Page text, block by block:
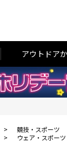
アウトドア
> 競技・スポーツ
> ウェア・スポー